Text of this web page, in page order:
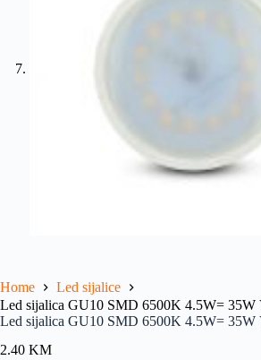
Home
Led sijalice
Led sijalica GU10 SMD 6500K 4.5W= 35W
Led sijalica GU10 SMD 6500K 4.5W= 35W
2.40 KM